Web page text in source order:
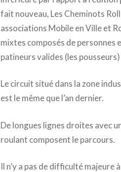
fait nouveau, Les Cheminots
associations Mobile en Ville et
mixtes composés de personnes
patineurs valides (les
Le circuit situé dans la zone
est le même que l’an dernier.
De longues lignes droites avec
roulant composent le parcours.
Il n’y a pas de difficulté majeure